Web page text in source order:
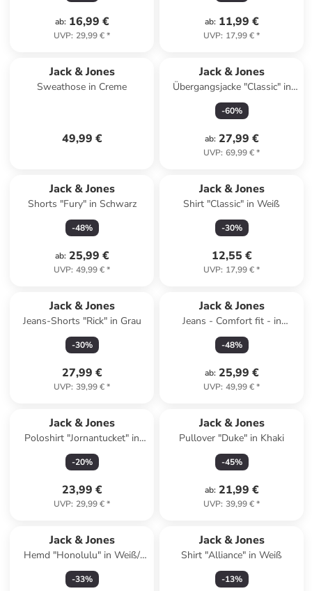
ab: 16,99 €
UVP: 29,99 €*
ab: 11,99 €
UVP: 17,99 €*
Jack & Jones
Sweathose in Creme
49,99 €
Jack & Jones
Übergangsjacke "Classic" in
Khaki
-60%
ab: 27,99 €
UVP: 69,99 €*
Jack & Jones
Shorts "Fury" in Schwarz
-48%
ab: 25,99 €
UVP: 49,99 €*
Jack & Jones
Shirt "Classic" in Weiß
-30%
12,55 €
UVP: 17,99 €*
Jack & Jones
Jeans-Shorts "Rick" in Grau
-30%
27,99 €
UVP: 39,99 €*
Jack & Jones
Jeans - Comfort fit - in
Hellblau
-48%
ab: 25,99 €
UVP: 49,99 €*
Jack & Jones
Poloshirt "Jornantucket" in
Hellblau
-20%
23,99 €
UVP: 29,99 €*
Jack & Jones
Pullover "Duke" in Khaki
-45%
ab: 21,99 €
UVP: 39,99 €*
Jack & Jones
Hemd "Honolulu" in Weiß/
Dunkelblau
-33%
Jack & Jones
Shirt "Alliance" in Weiß
-13%